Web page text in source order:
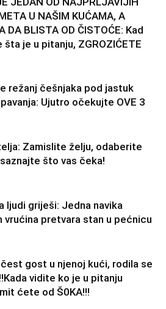
U NAŠIM KUĆAMA, A
DA BLISTA OD ČISTOĆE: Kad
šta je u pitanju, ZGROZIĆETE
režanj češnjaka pod jastuk
Ujutro očekujte OVE 3
Zamislite želju, odaberite
što vas čeka!
ljudi griješi: Jedna navika
vrućina pretvara stan u pećnicu
gost u njenoj kući, rodila se
vidite ko je u pitanju
ćete od Š0KA!!!